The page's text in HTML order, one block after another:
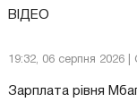
ВІДЕО
19:32, 06 серпня
Зарплата рівня